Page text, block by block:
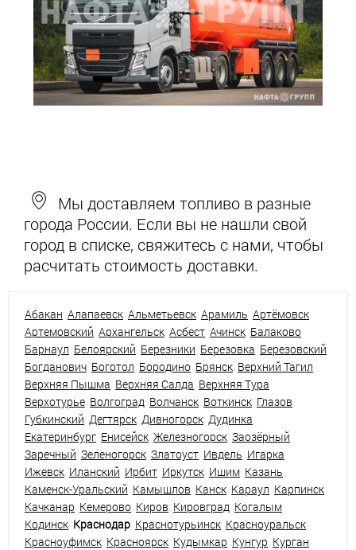
Мы доставляем топливо в разные
города России. Если вы не нашли свой
город в списке, свяжитесь с нами, чтобы
расчитать стоимость доставки.
Абакан Алапаевск Альметьевск Арамиль Артёмовск
Артемовский Архангельск Асбест Ачинск Балаково
Барнаул Белоярский Березники Березовка Березовский
Богданович Боготол Бородино Брянск Верхний Тагил
Верхняя Пышма Верхняя Салда Верхняя Тура
Верхотурье Волгоград Волчанск Воткинск Глазов
Губкинский Дегтярск Дивногорск Дудинка
Екатеринбург Енисейск Железногорск Заозёрный
Заречный Зеленогорск Златоуст Ивдель Игарка
Ижевск Иланский Ирбит Иркутск Ишим Казань
Каменск-Уральский Камышлов Канск Караул Карпинск
Качканар Кемерово Киров Кировград Когалым
Кодинск Краснодар Краснотурьинск Красноуральск
Красноуфимск Красноярск Кудымкар Кунгур Курган